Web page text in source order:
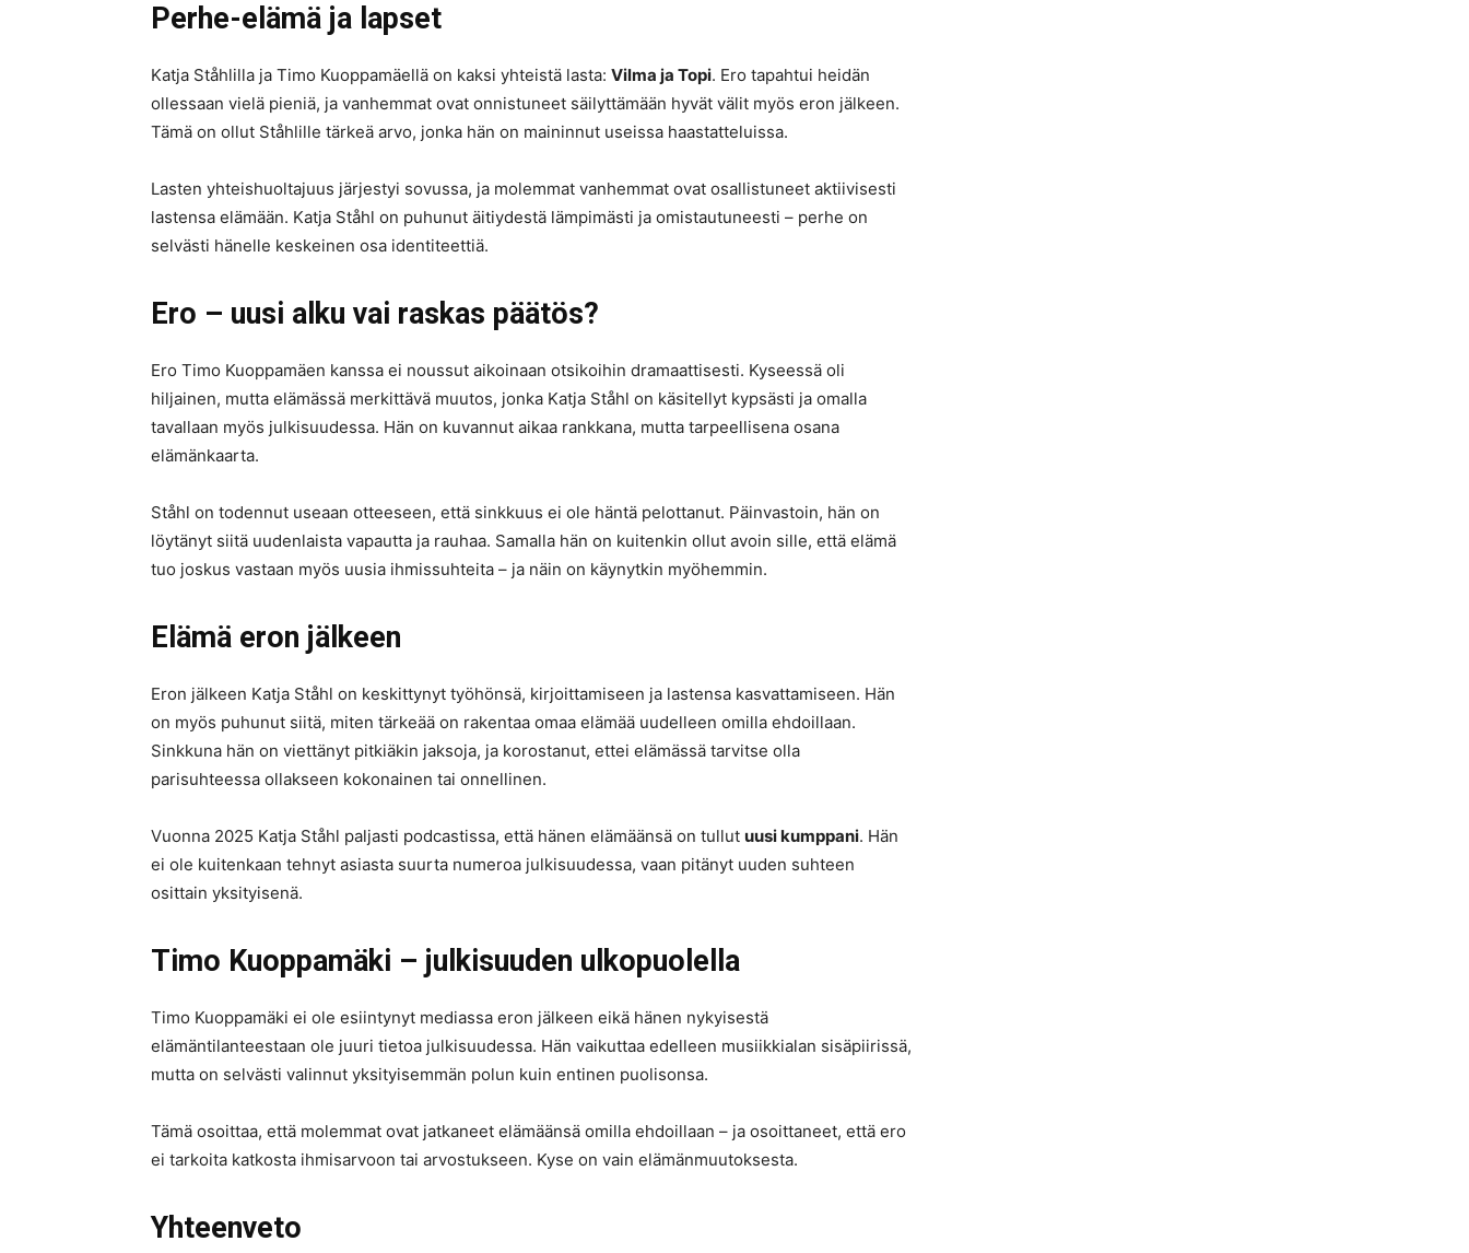
Perhe-elämä ja lapset
Katja Ståhlilla ja Timo Kuoppamäellä on kaksi yhteistä lasta: Vilma ja Topi. Ero tapahtui heidän
ollessaan vielä pieniä, ja vanhemmat ovat onnistuneet säilyttämään hyvät välit myös eron jälkeen.
Tämä on ollut Ståhlille tärkeä arvo, jonka hän on maininnut useissa haastatteluissa.
Lasten yhteishuoltajuus järjestyi sovussa, ja molemmat vanhemmat ovat osallistuneet aktiivisesti
lastensa elämään. Katja Ståhl on puhunut äitiydestä lämpimästi ja omistautuneesti – perhe on
selvästi hänelle keskeinen osa identiteettiä.
Ero – uusi alku vai raskas päätös?
Ero Timo Kuoppamäen kanssa ei noussut aikoinaan otsikoihin dramaattisesti. Kyseessä oli
hiljainen, mutta elämässä merkittävä muutos, jonka Katja Ståhl on käsitellyt kypsästi ja omalla
tavallaan myös julkisuudessa. Hän on kuvannut aikaa rankkana, mutta tarpeellisena osana
elämänkaarta.
Ståhl on todennut useaan otteeseen, että sinkkuus ei ole häntä pelottanut. Päinvastoin, hän on
löytänyt siitä uudenlaista vapautta ja rauhaa. Samalla hän on kuitenkin ollut avoin sille, että elämä
tuo joskus vastaan myös uusia ihmissuhteita – ja näin on käynytkin myöhemmin.
Elämä eron jälkeen
Eron jälkeen Katja Ståhl on keskittynyt työhönsä, kirjoittamiseen ja lastensa kasvattamiseen. Hän
on myös puhunut siitä, miten tärkeää on rakentaa omaa elämää uudelleen omilla ehdoillaan.
Sinkkuna hän on viettänyt pitkiäkin jaksoja, ja korostanut, ettei elämässä tarvitse olla
parisuhteessa ollakseen kokonainen tai onnellinen.
Vuonna 2025 Katja Ståhl paljasti podcastissa, että hänen elämäänsä on tullut uusi kumppani. Hän
ei ole kuitenkaan tehnyt asiasta suurta numeroa julkisuudessa, vaan pitänyt uuden suhteen
osittain yksityisenä.
Timo Kuoppamäki – julkisuuden ulkopuolella
Timo Kuoppamäki ei ole esiintynyt mediassa eron jälkeen eikä hänen nykyisestä
elämäntilanteestaan ole juuri tietoa julkisuudessa. Hän vaikuttaa edelleen musiikkialan sisäpiirissä,
mutta on selvästi valinnut yksityisemmän polun kuin entinen puolisonsa.
Tämä osoittaa, että molemmat ovat jatkaneet elämäänsä omilla ehdoillaan – ja osoittaneet, että ero
ei tarkoita katkosta ihmisarvoon tai arvostukseen. Kyse on vain elämänmuutoksesta.
Yhteenveto